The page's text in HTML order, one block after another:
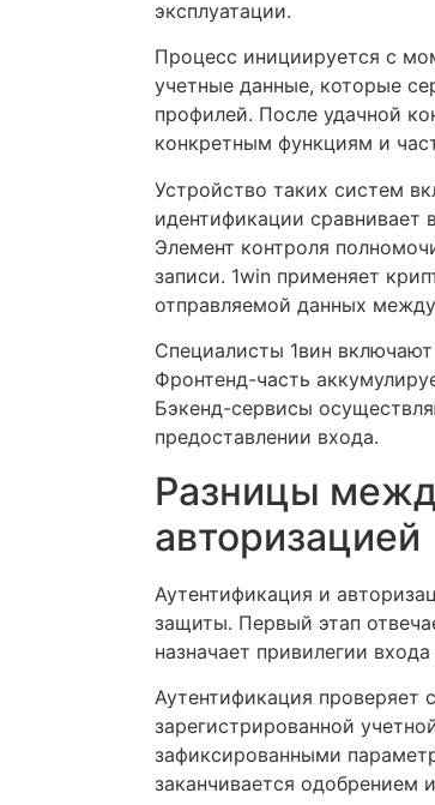
эксплуатации.
Процесс инициируется с
учетные данные, которые
профилей. После удачной
конкретным функциям и
Устройство таких систем
идентификации сравнивает
Элемент контроля
записи. 1win применяет
отправляемой данных
Специалисты 1вин
Фронтенд-часть
Бэкенд-сервисы
предоставлении входа.
Разницы
авторизацией
Аутентификация и
защиты. Первый этап
назначает привилегии
Аутентификация проверяет
зарегистрированной
зафиксированными
заканчивается одобрением